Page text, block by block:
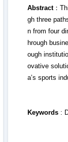
Abstract：
gh three
n from four
hrough
ough
ovative
a’s sports
Keywords: